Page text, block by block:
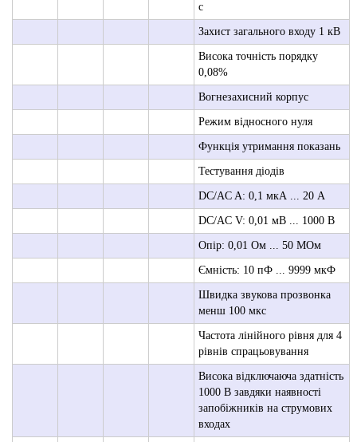
с
Захист загального входу 1 кВ
Висока точність порядку
0,08%
Вогнезахисний корпус
Режим відносного нуля
Функція утримання показань
Тестування діодів
DC/AC A: 0,1 мкА ... 20 А
DC/AC V: 0,01 мВ ... 1000 В
Опір: 0,01 Ом ... 50 МОм
Ємність: 10 пФ ... 9999 мкФ
Швидка звукова прозвонка
менш 100 мкс
Частота лінійного рівня для 4
рівнів спрацьовування
Висока відключаюча здатність
1000 В завдяки наявності
запобіжників на струмових
входах